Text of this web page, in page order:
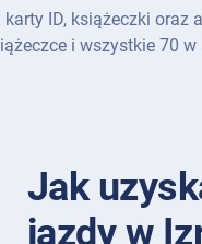
ID, książeczki
i wszystkie 70
Jak
jazdy w